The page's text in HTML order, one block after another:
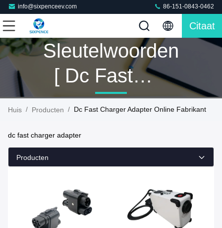
info@sixpenceev.com 86-151-0843-0462
Citaat
Sleutelwoorden
[ Dc Fast
Charger
Gelijke 110
Huis / Producten / Dc Fast Charger Adapter Online Fabrikant
dc fast charger adapter
Producten